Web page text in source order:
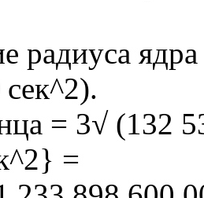
радиуса
= 3√ (132
=